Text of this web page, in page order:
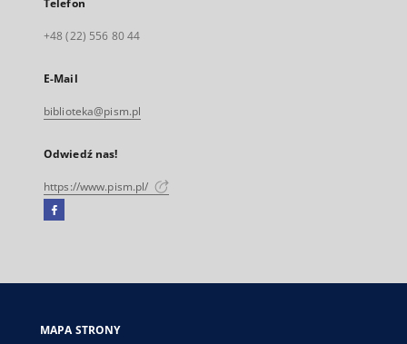
Telefon
+48 (22) 556 80 44
E-Mail
biblioteka@pism.pl
Odwiedź nas!
https://www.pism.pl/
Facebook
się
karcie
MAPA STRONY